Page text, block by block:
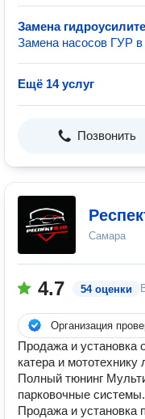
Замена
Замена насосов ГУР
Ещё 14 услуг
Позвонить
Самара
4.7 54 оценки
Организация
Продажа и установка
катера и
Полный тюнинг
парковочные
Продажа и установка